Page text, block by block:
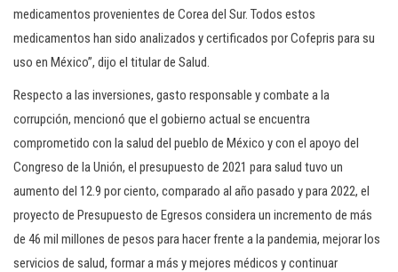
medicamentos provenientes de Corea del Sur. Todos estos
medicamentos han sido analizados y certificados por Cofepris para su
uso en México”, dijo el titular de Salud.
Respecto a las inversiones, gasto responsable y combate a la
corrupción, mencionó que el gobierno actual se encuentra
comprometido con la salud del pueblo de México y con el apoyo del
Congreso de la Unión, el presupuesto de 2021 para salud tuvo un
aumento del 12.9 por ciento, comparado al año pasado y para 2022, el
proyecto de Presupuesto de Egresos considera un incremento de más
de 46 mil millones de pesos para hacer frente a la pandemia, mejorar los
servicios de salud, formar a más y mejores médicos y continuar